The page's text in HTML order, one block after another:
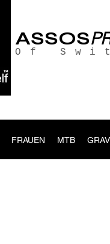
ASSOS
Of
FRAUEN MTB